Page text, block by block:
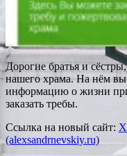
Дорогие братья и
нашего храма. На нём
информацию о жизни
заказать требы.
Ссылка на новый сайт:
(alexsandrnevskiy.ru)